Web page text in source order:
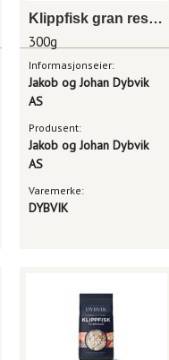
Klippfisk gran reserva modnet 300g dybvik
300g
Informasjonseier:
Jakob og Johan Dybvik
AS
Produsent:
Jakob og Johan Dybvik
AS
Varemerke:
DYBVIK